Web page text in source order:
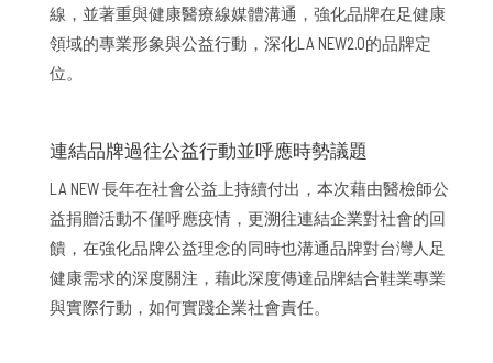
線，並著重與健康醫療線媒體溝通，強化品牌在足健康
領域的專業形象與公益行動，深化LA NEW2.0的品牌定
位。
連結品牌過往公益行動並呼應時勢議題
LA NEW 長年在社會公益上持續付出，本次藉由醫檢師公
益捐贈活動不僅呼應疫情，更溯往連結企業對社會的回
饋，在強化品牌公益理念的同時也溝通品牌對台灣人足
健康需求的深度關注，藉此深度傳達品牌結合鞋業專業
與實際行動，如何實踐企業社會責任。